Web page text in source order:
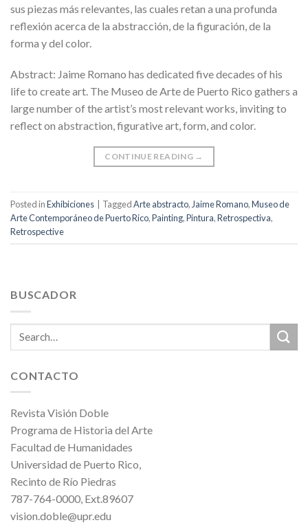
sus piezas más relevantes, las cuales retan a una profunda
reflexión acerca de la abstracción, de la figuración, de la
forma y del color.
Abstract: Jaime Romano has dedicated five decades of his
life to create art. The Museo de Arte de Puerto Rico gathers a
large number of the artist’s most relevant works, inviting to
reflect on abstraction, figurative art, form, and color.
CONTINUE READING →
Posted inExhibiciones TaggedArte abstracto, Jaime Romano,Museo de
Arte Contemporáneo de Puerto Rico,Painting,Pintura,Retrospectiva,
Retrospective
BUSCADOR
CONTACTO
Revista Visión Doble
Programa de Historia del Arte
Facultad de Humanidades
Universidad de Puerto Rico,
Recinto de Río Piedras
787-764-0000, Ext.89607
vision.doble@upr.edu